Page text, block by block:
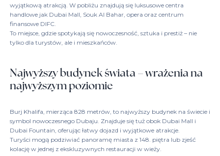
wyjątkową atrakcją. W pobliżu znajdują się luksusowe centra
handlowe jak Dubai Mall, Souk Al Bahar, opera oraz centrum
finansowe DIFC.
To miejsce, gdzie spotykają się nowoczesność, sztuka i prestiż – nie
tylko dla turystów, ale i mieszkańców.
Najwyższy budynek świata – wrażenia na
najwyższym poziomie
Burj Khalifa, mierząca 828 metrów, to najwyższy budynek na świecie i
symbol nowoczesnego Dubaju. Znajduje się tuż obok Dubai Mall i
Dubai Fountain, oferując łatwy dojazd i wyjątkowe atrakcje.
Turyści mogą podziwiać panoramę miasta z 148. piętra lub zjeść
kolację w jednej z ekskluzywnych restauracji w wieży.